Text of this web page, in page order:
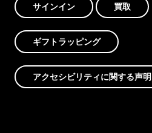
サインイン 買取
ギフトラッピング
アクセシビリティに関する声明